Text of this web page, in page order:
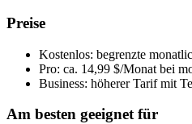
Preise
Kostenlos: begrenzte
Pro: ca. 14,99 $/Monat bei
Business: höherer Tarif mit
Am besten geeignet für